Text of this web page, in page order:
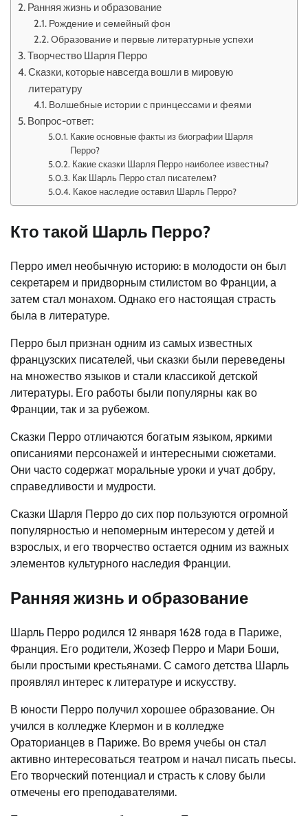
Ранняя жизнь и образование
Рождение и семейный фон
Образование и первые литературные успехи
Творчество Шарля Перро
Сказки, которые навсегда вошли в мировую
литературу
Волшебные истории с принцессами и феями
Вопрос-ответ:
Какие основные факты из биографии Шарля
Перро?
Какие сказки Шарля Перро наиболее известны?
Как Шарль Перро стал писателем?
Какое наследие оставил Шарль Перро?
Кто такой Шарль Перро?
Перро имел необычную историю: в молодости он был
секретарем и придворным стилистом во Франции, а
затем стал монахом. Однако его настоящая страсть
была в литературе.
Перро был признан одним из самых известных
французских писателей, чьи сказки были переведены
на множество языков и стали классикой детской
литературы. Его работы были популярны как во
Франции, так и за рубежом.
Сказки Перро отличаются богатым языком, яркими
описаниями персонажей и интересными сюжетами.
Они часто содержат моральные уроки и учат добру,
справедливости и мудрости.
Сказки Шарля Перро до сих пор пользуются огромной
популярностью и непомерным интересом у детей и
взрослых, и его творчество остается одним из важных
элементов культурного наследия Франции.
Ранняя жизнь и образование
Шарль Перро родился 12 января 1628 года в Париже,
Франция. Его родители, Жозеф Перро и Мари Боши,
были простыми крестьянами. С самого детства Шарль
проявлял интерес к литературе и искусству.
В юности Перро получил хорошее образование. Он
учился в колледже Клермон и в колледже
Ораторианцев в Париже. Во время учебы он стал
активно интересоваться театром и начал писать пьесы.
Его творческий потенциал и страсть к слову были
отмечены его преподавателями.